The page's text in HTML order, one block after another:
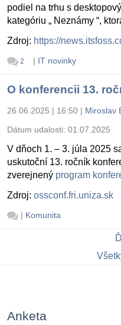
podiel na trhu s
kategóriu „ Neznámy “,
Zdroj: https://
2 | IT novinky
O konferencii 13.
26.06.2025 | 16:50 | Miroslav
Dátum udalosti: 01.07.2025
V dňoch 1. – 3. júla 2025
uskutoční 13. ročník
zverejnený program
Zdroj: ossconf.fri.uniza.sk
| Komunita
Anketa